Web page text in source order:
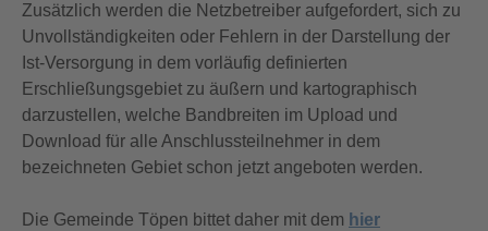
Zusätzlich werden die Netzbetreiber aufgefordert, sich zu
Unvollständigkeiten oder Fehlern in der Darstellung der
Ist-Versorgung in dem vorläufig definierten
Erschließungsgebiet zu äußern und kartographisch
darzustellen, welche Bandbreiten im Upload und
Download für alle Anschlussteilnehmer in dem
bezeichneten Gebiet schon jetzt angeboten werden.
Die Gemeinde Töpen bittet daher mit dem hier